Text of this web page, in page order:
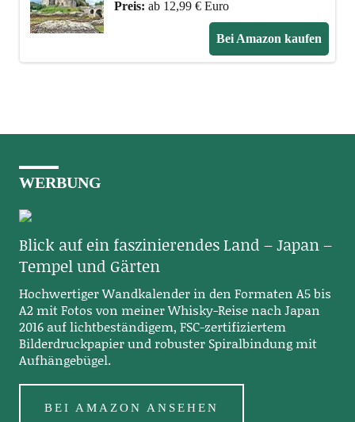
Preis: ab 12,99 € Euro
Bei Amazon kaufen
WERBUNG
Blick auf ein faszinierendes Land – Japan –
Tempel und Gärten
Hochwertiger Wandkalender in den Formaten A5 bis
A2 mit Fotos von meiner Whisky-Reise nach Japan
2016 auf lichtbeständigem, FSC-zertifiziertem
Bilderdruckpapier und robuster Spiralbindung mit
Aufhängebügel.
BEI AMAZON ANSEHEN